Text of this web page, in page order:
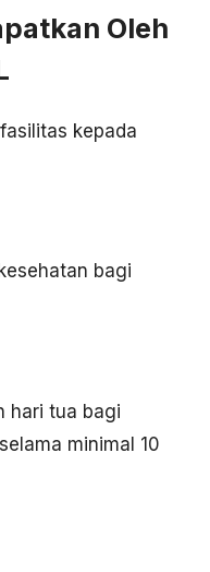
Oleh
kepada
bagi
hari tua bagi
minimal 10